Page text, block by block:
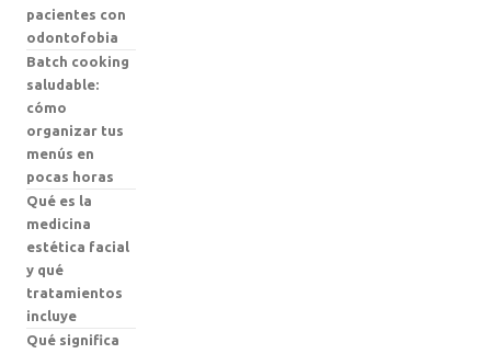
pacientes con
odontofobia
Batch cooking
saludable:
cómo
organizar tus
menús en
pocas horas
Qué es la
medicina
estética facial
y qué
tratamientos
incluye
Qué significa